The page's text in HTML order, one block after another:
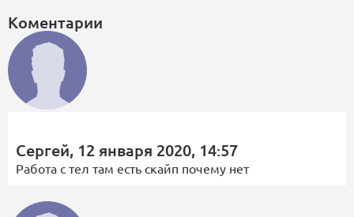
Коментарии
Сергей, 12 января 2020, 14:57
Работа с тел там есть скайп почему нет